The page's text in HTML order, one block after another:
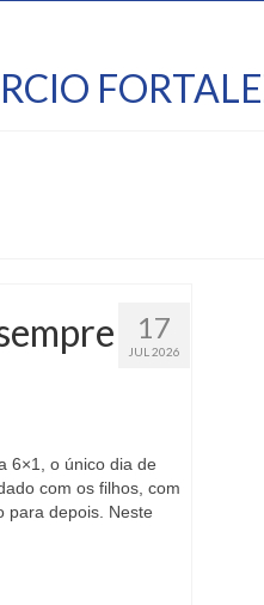
17
JUL 2026
6×1, o único dia de
com os filhos, com
para depois. Neste